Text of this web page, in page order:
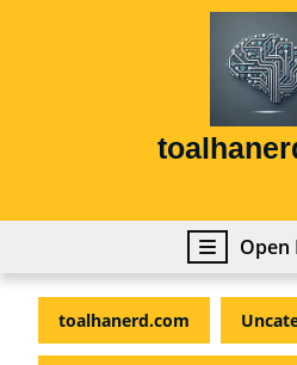
Open
toalhanerd.com